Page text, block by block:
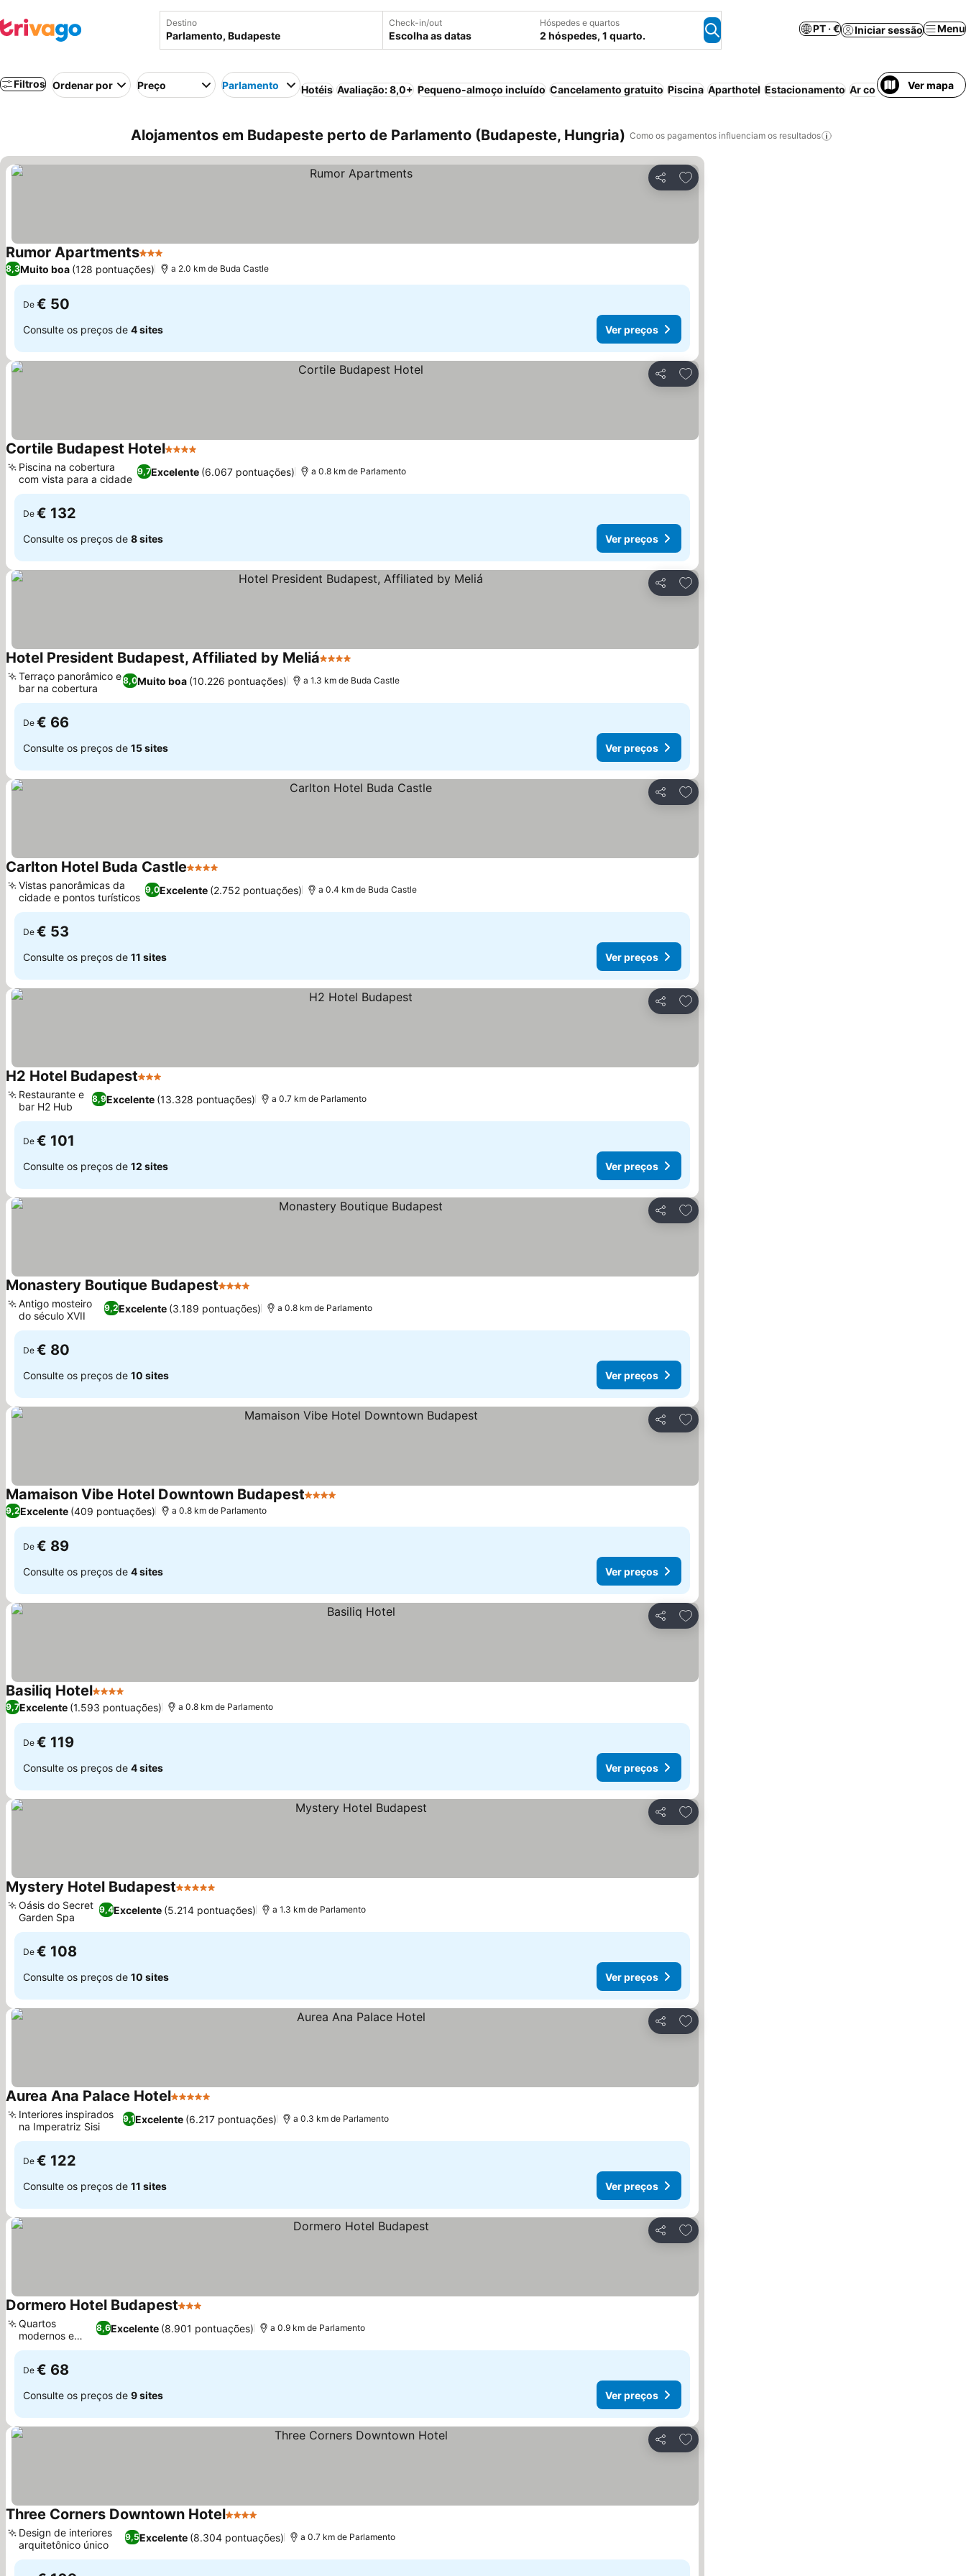
Destino Check-in/out
Escolha as datas
Hóspedes e quartos
2 hóspedes, 1 quarto.
PT · € Iniciar sessão Menu
Filtros Ordenar por Preço Parlamento Hotéis Avaliação: 8,0+ Pequeno-almoço incluído Cancelamento gratuito Piscina Aparthotel Estacionamento Ar condicionado Wi-fi
Ver mapa
Alojamentos em Budapeste perto de Parlamento (Budapeste, Hungria) Como os pagamentos influenciam os resultados
Partilhar
Adicionar aos favoritos
Rumor Apartments3 Estrelas
8,3Muito boa (128 pontuações) a 2.0 km de Buda Castle
De € 50
Consulte os preços de 4 sites Ver preços
Partilhar
Adicionar aos favoritos
Cortile Budapest Hotel4 Estrelas
9,7Excelente (6.067 pontuações)
Piscina na cobertura
com vista para a cidade
a 0.8 km de Parlamento
De € 132
Consulte os preços de 8 sites Ver preços
Partilhar
Adicionar aos favoritos
Hotel President Budapest, Affiliated by Meliá4 Estrelas
8,0Muito boa (10.226 pontuações)
Terraço panorâmico e
bar na cobertura
a 1.3 km de Buda Castle
De € 66
Consulte os preços de 15 sites Ver preços
Partilhar
Adicionar aos favoritos
Carlton Hotel Buda Castle4 Estrelas
9,0Excelente (2.752 pontuações)
Vistas panorâmicas da
cidade e pontos turísticos
a 0.4 km de Buda Castle
De € 53
Consulte os preços de 11 sites Ver preços
Partilhar
Adicionar aos favoritos
H2 Hotel Budapest3 Estrelas
8,9Excelente (13.328 pontuações)
Restaurante e
bar H2 Hub
a 0.7 km de Parlamento
De € 101
Consulte os preços de 12 sites Ver preços
Partilhar
Adicionar aos favoritos
Monastery Boutique Budapest4 Estrelas
9,2Excelente (3.189 pontuações)
Antigo mosteiro
do século XVII
a 0.8 km de Parlamento
De € 80
Consulte os preços de 10 sites Ver preços
Partilhar
Adicionar aos favoritos
Mamaison Vibe Hotel Downtown Budapest4 Estrelas
9,2Excelente (409 pontuações) a 0.8 km de Parlamento
De € 89
Consulte os preços de 4 sites Ver preços
Partilhar
Adicionar aos favoritos
Basiliq Hotel4 Estrelas
9,7Excelente (1.593 pontuações) a 0.8 km de Parlamento
De € 119
Consulte os preços de 4 sites Ver preços
Partilhar
Adicionar aos favoritos
Mystery Hotel Budapest5 Estrelas
9,4Excelente (5.214 pontuações)
Oásis do Secret
Garden Spa
a 1.3 km de Parlamento
De € 108
Consulte os preços de 10 sites Ver preços
Partilhar
Adicionar aos favoritos
Aurea Ana Palace Hotel5 Estrelas
9,1Excelente (6.217 pontuações)
Interiores inspirados
na Imperatriz Sisi
a 0.3 km de Parlamento
De € 122
Consulte os preços de 11 sites Ver preços
Partilhar
Adicionar aos favoritos
Dormero Hotel Budapest3 Estrelas
8,6Excelente (8.901 pontuações)
Quartos
modernos e
limpos
a 0.9 km de Parlamento
De € 68
Consulte os preços de 9 sites Ver preços
Partilhar
Adicionar aos favoritos
Three Corners Downtown Hotel4 Estrelas
9,5Excelente (8.304 pontuações)
Design de interiores
arquitetônico único
a 0.7 km de Parlamento